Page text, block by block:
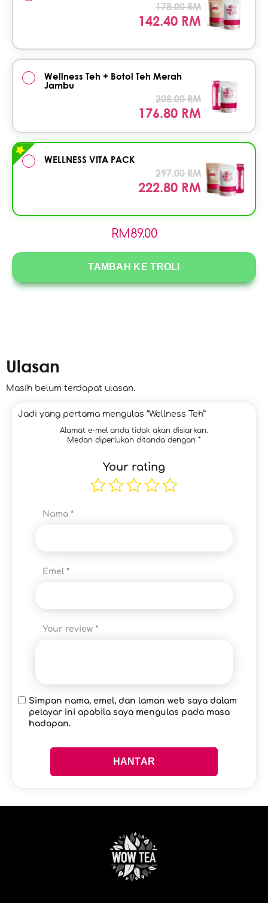
178.00 RM
142.40 RM
Wellness Teh + Botol Teh Merah
Jambu
208.00 RM
176.80 RM
WELLNESS VITA PACK
297.00 RM
222.80 RM
RM89.00
TAMBAH KE TROLI
Ulasan
Masih belum terdapat ulasan.
Jadi yang pertama mengulas “Wellness Teh”
Alamat e-mel anda tidak akan disiarkan.
Medan diperlukan ditanda dengan *
Your rating
Your review *
Nama *
Emel *
Simpan nama, emel, dan laman web saya dalam
pelayar ini apabila saya mengulas pada masa
hadapan.